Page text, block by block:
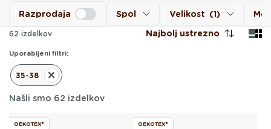
Spol Velikost (1)
Razprodaja
62 izdelkov Najbolj ustrezno
Uporabljeni filtri:
35-38Odstrani
Našli smo 62 izdelkov
OEKOTEX® OEKOTEX®